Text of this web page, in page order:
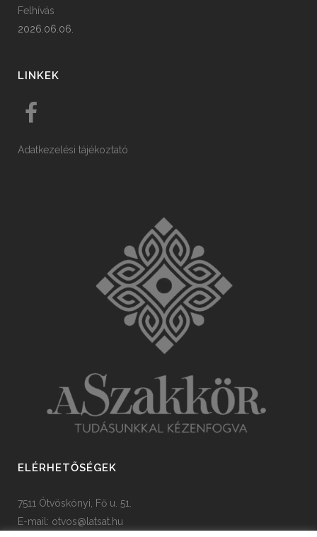
Felhívás
2026.06.06.
LINKEK
Adatkezelési tájékoztató
ELÉRHETŐSÉGEK
7511 Ötvöskónyi, Fő u. 51.
E-mail: otvos@latsat.hu